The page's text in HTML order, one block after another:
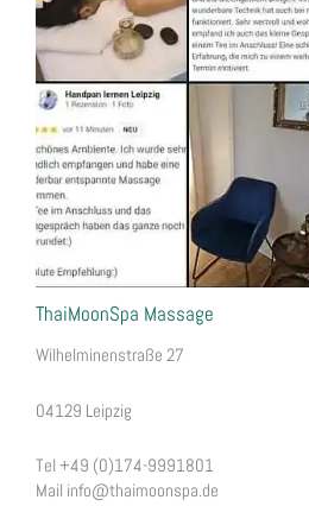
ThaiMoonSpa Massage
Wilhelminenstraße 27
04129 Leipzig
Tel +49 (0)174-9991801
Mail info@thaimoonspa.de